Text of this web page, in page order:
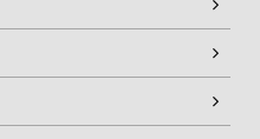
得您的姓名、電話、住址、
、性別、行業等相關資料，
服務後，我們即取得您的資
、電話、住址、身份證字
行業等相關資料，當您註冊